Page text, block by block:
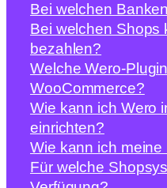
Bei welchen
Bei welchen Shops
bezahlen?
Welche Wero-
WooCommerce?
Wie kann ich Wero
einrichten?
Wie kann ich
Für welche